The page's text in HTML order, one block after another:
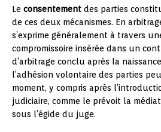
Le consentement des parties
de ces deux mécanismes. En
s’exprime généralement à travers
compromissoire insérée dans un
d’arbitrage conclu après la
l’adhésion volontaire des parties
moment, y compris après
judiciaire, comme le prévoit la
sous l’égide du juge.